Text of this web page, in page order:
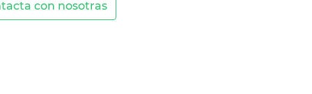
con nosotras